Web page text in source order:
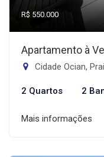
R$ 550.000
Apartamento à
Cidade Ocian,
2 Quartos 2
Mais informações